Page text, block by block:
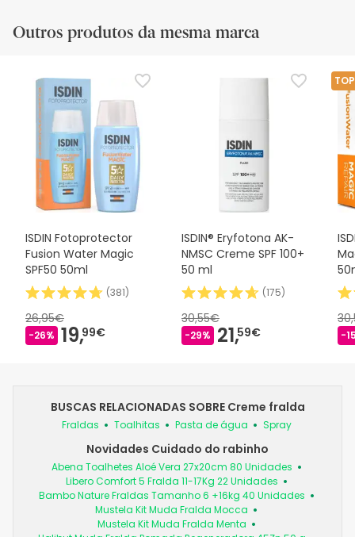
Outros produtos da mesma marca
ISDIN Fotoprotector
Fusion Water Magic
SPF50 50ml
(381)
26,95€
-26% 19,99€
ISDIN® Eryfotona AK-
NMSC Creme SPF 100+
50 ml
(175)
30,55€
-29% 21,59€ -
BUSCAS RELACIONADAS SOBRE Creme fralda
Fraldas Toalhitas Pasta de água Spray
Novidades Cuidado do rabinho
Abena Toalhetes Aloé Vera 27x20cm 80 Unidades
Libero Comfort 5 Fralda 11-17Kg 22 Unidades
Bambo Nature Fraldas Tamanho 6 +16kg 40 Unidades
Mustela Kit Muda Fralda Mocca
Mustela Kit Muda Fralda Menta